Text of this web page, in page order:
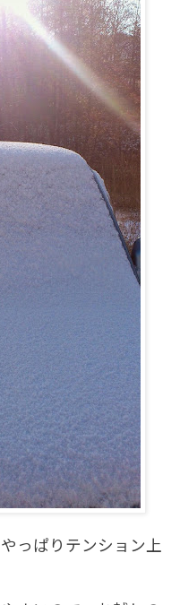
っぱりテンション上